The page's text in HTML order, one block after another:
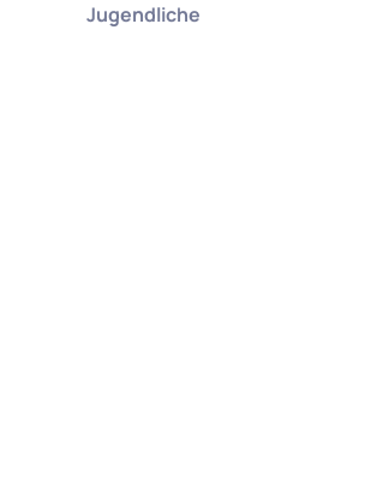
Jugendliche